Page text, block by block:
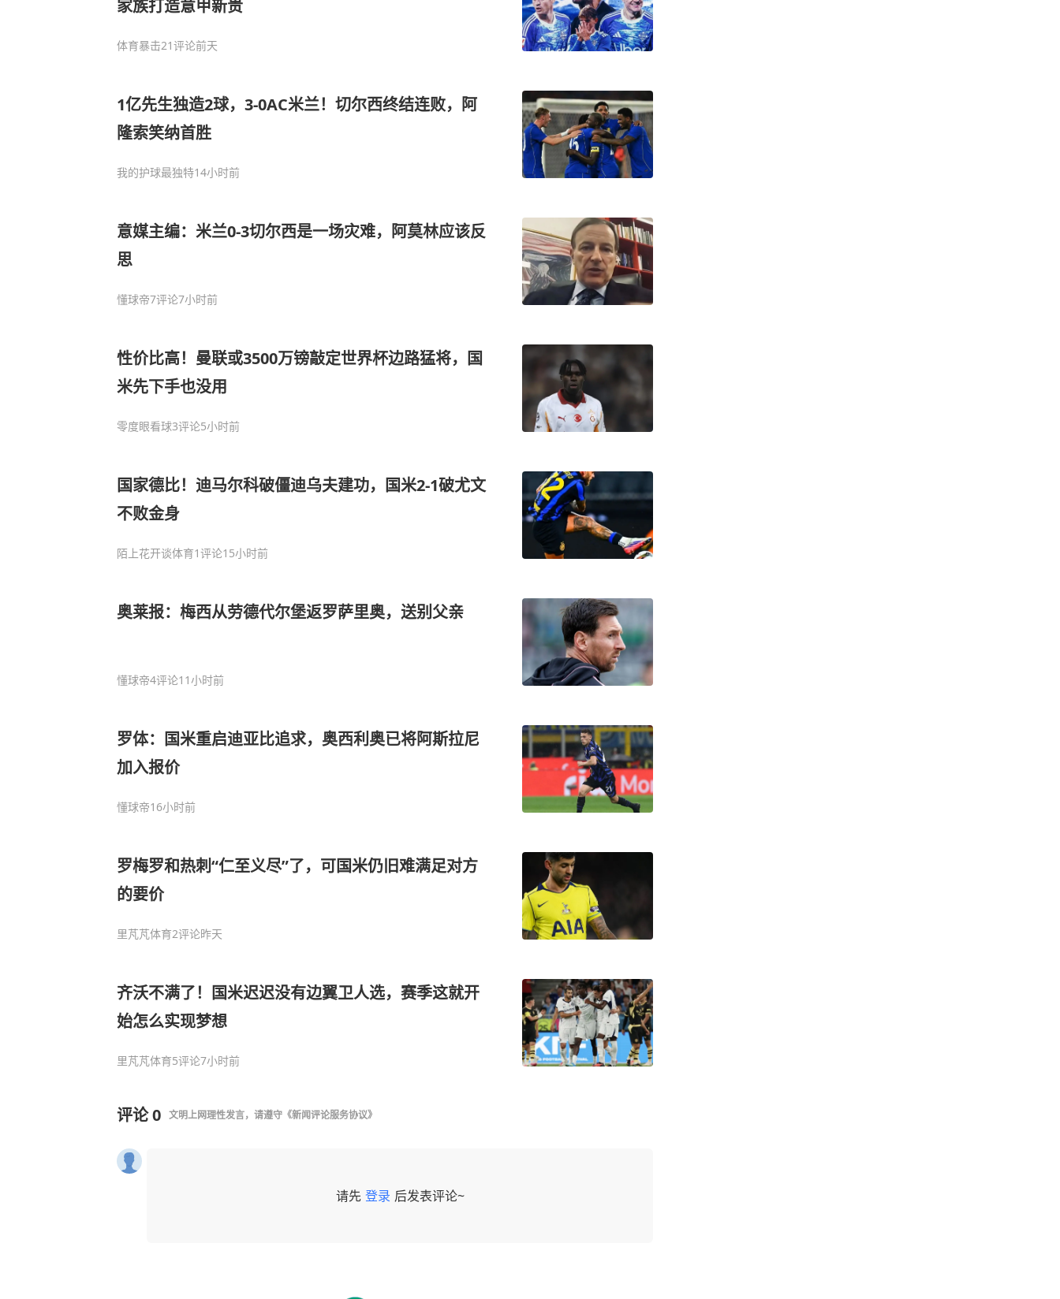
家族打造意甲新贵
体育暴击21评论前天
1亿先生独造2球，3-0AC米兰！切尔西终结连败，阿
隆索笑纳首胜
我的护球最独特14小时前
意媒主编：米兰0-3切尔西是一场灾难，阿莫林应该反
思
懂球帝7评论7小时前
性价比高！曼联或3500万镑敲定世界杯边路猛将，国
米先下手也没用
零度眼看球3评论5小时前
国家德比！迪马尔科破僵迪乌夫建功，国米2-1破尤文
不败金身
陌上花开谈体育1评论15小时前
奥莱报：梅西从劳德代尔堡返罗萨里奥，送别父亲
懂球帝4评论11小时前
罗体：国米重启迪亚比追求，奥西利奥已将阿斯拉尼
加入报价
懂球帝16小时前
罗梅罗和热刺“仁至义尽”了，可国米仍旧难满足对方
的要价
里芃芃体育2评论昨天
齐沃不满了！国米迟迟没有边翼卫人选，赛季这就开
始怎么实现梦想
里芃芃体育5评论7小时前
评论0 文明上网理性发言，请遵守 《新闻评论服务协议》
请先 登录 后发表评论~